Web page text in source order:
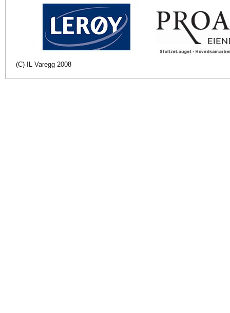
(C) IL Varegg 2008